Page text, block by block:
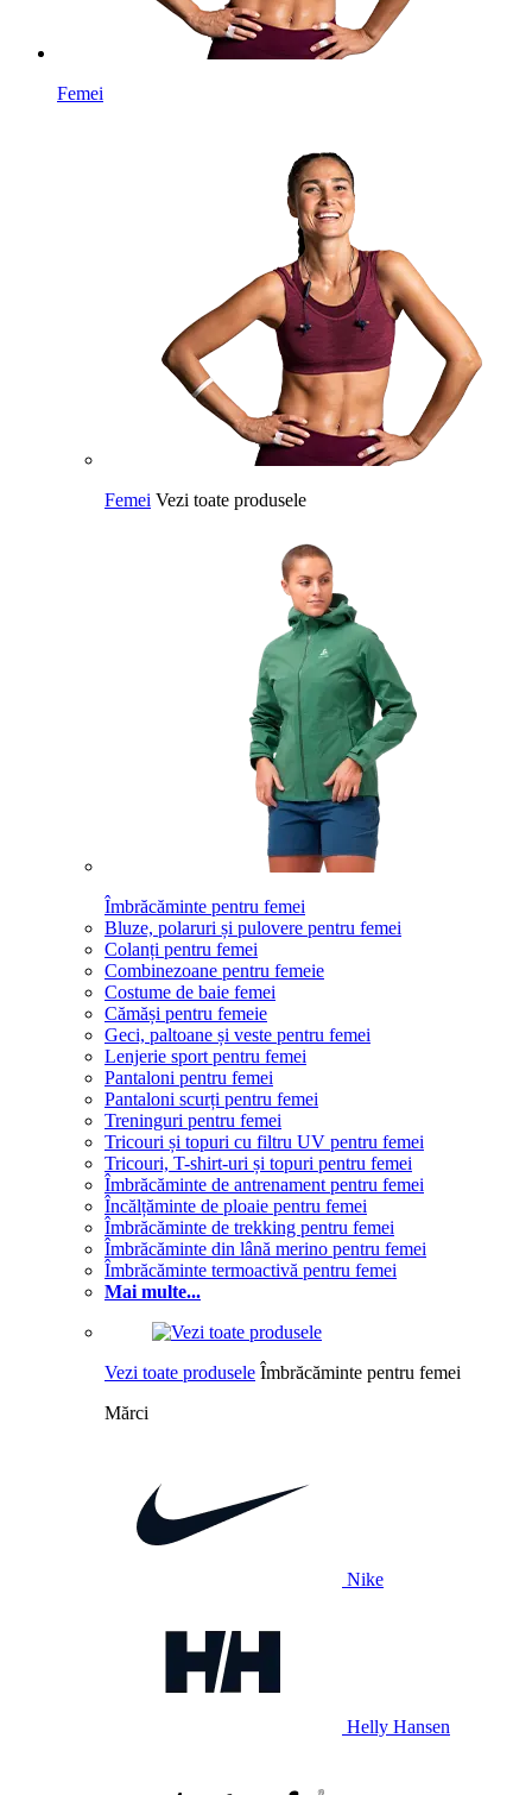
Femei
Femei Vezi toate produsele
Îmbrăcăminte pentru femei
Bluze, polaruri și pulovere pentru femei
Colanți pentru femei
Combinezoane pentru femeie
Costume de baie femei
Cămăși pentru femeie
Geci, paltoane și veste pentru femei
Lenjerie sport pentru femei
Pantaloni pentru femei
Pantaloni scurți pentru femei
Treninguri pentru femei
Tricouri și topuri cu filtru UV pentru femei
Tricouri, T-shirt-uri și topuri pentru femei
Îmbrăcăminte de antrenament pentru femei
Încălțăminte de ploaie pentru femei
Îmbrăcăminte de trekking pentru femei
Îmbrăcăminte din lână merino pentru femei
Îmbrăcăminte termoactivă pentru femei
Mai multe...
Vezi toate produsele Îmbrăcăminte pentru femei
Mărci
Nike
Helly Hansen